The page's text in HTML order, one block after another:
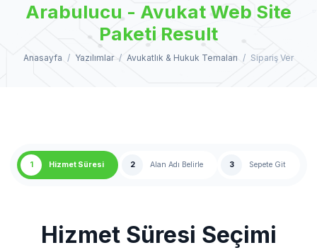
Arabulucu - Avukat Web Site
Paketi Result
Anasayfa Yazılımlar Avukatlık & Hukuk Temaları Sipariş Ver
1 Hizmet Süresi 2 Alan Adı Belirle 3 Sepete Git
Hizmet Süresi Seçimi